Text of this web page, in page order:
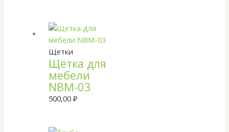
Щетки
Щётка для
мебели
NBM-03
500,00₽